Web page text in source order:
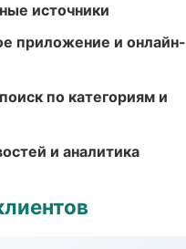
источники
приложение и онлайн-
по категориям и
и аналитика